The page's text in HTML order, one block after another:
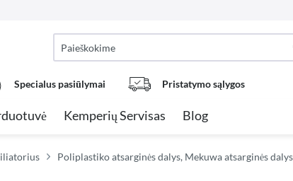
Specialus pasiūlymai Pristatymo sąlygos
Kemperių Servisas Blog
Poliplastiko atsarginės dalys, Mekuwa atsarginės dalys